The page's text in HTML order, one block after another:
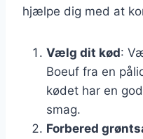
hjælpe dig med at
Vælg dit kød:
Boeuf fra en
kødet har en
smag.
Forbered